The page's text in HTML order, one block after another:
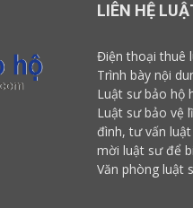
LIÊN HỆ
Điện thoại thuê
Trình bày nội
Luật sư bảo hộ
Luật sư bảo vệ
đình, tư vấn
mời luật sưđể
Văn phòng luật